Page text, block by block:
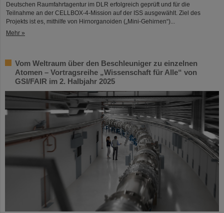
Deutschen Raumfahrtagentur im DLR erfolgreich geprüft und für die
Teilnahme an der CELLBOX-4-Mission auf der ISS ausgewählt. Ziel des
Projekts ist es, mithilfe von Hirnorganoiden („Mini-Gehirnen“)...
Mehr »
Vom Weltraum über den Beschleuniger zu einzelnen
Atomen – Vortragsreihe „Wissenschaft für Alle“ von
GSI/FAIR im 2. Halbjahr 2025